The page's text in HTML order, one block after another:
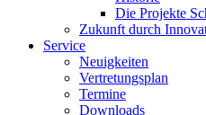
Die Projekte
Zukunft durch
Service
Neuigkeiten
Vertretungsplan
Termine
Downloads